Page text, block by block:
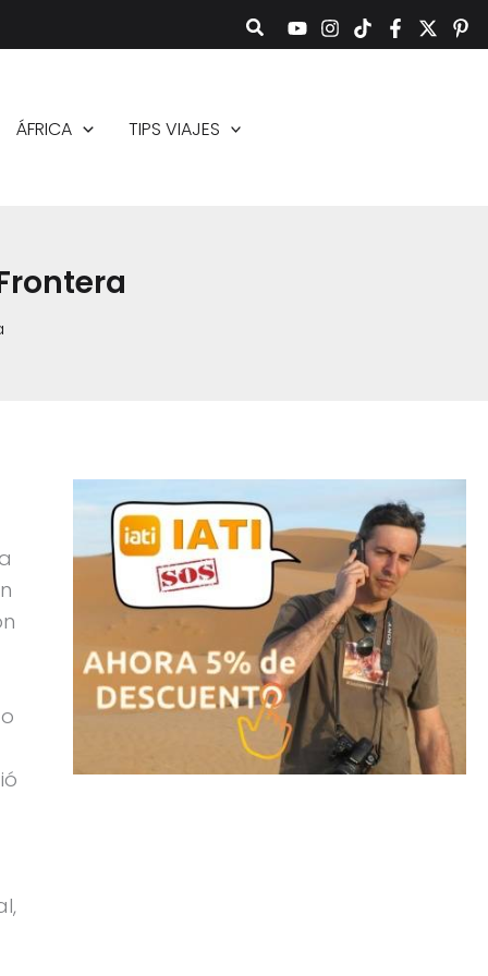
ÁFRICA TIPS VIAJES